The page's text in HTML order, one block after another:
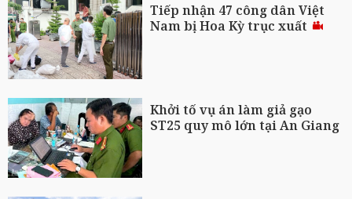
Tiếp nhận 47 công dân Việt
Nam bị Hoa Kỳ trục xuất
Khởi tố vụ án làm giả gạo
ST25 quy mô lớn tại An Giang